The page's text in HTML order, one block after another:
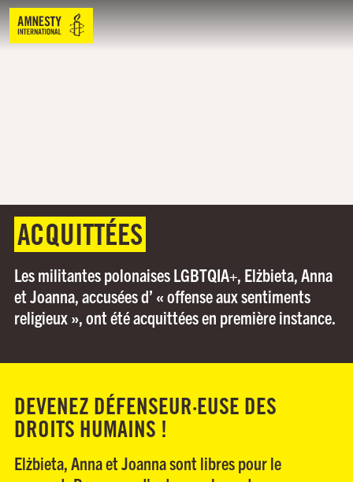
ACQUITTÉES
Les militantes polonaises LGBTQIA+, Elżbieta, Anna
et Joanna, accusées d’ « offense aux sentiments
religieux », ont été acquittées en première instance.
DEVENEZ DÉFENSEUR·EUSE DES
DROITS HUMAINS !
Elżbieta, Anna et Joanna sont libres pour le